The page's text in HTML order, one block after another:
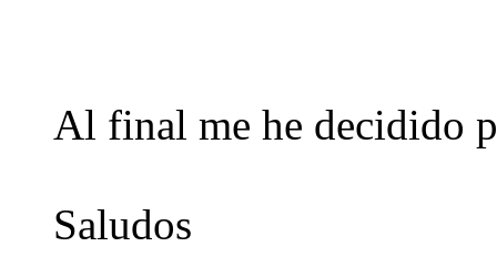
Al final me he decidido
Saludos